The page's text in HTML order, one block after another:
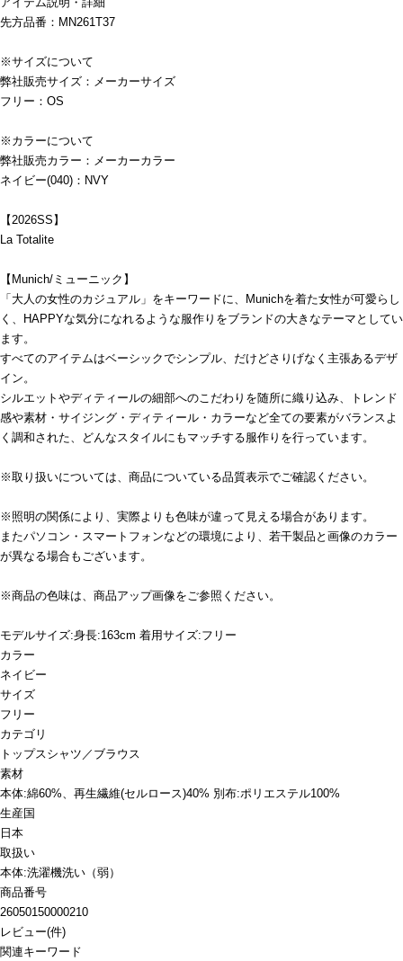
先方品番：MN261T37
※サイズについて
弊社販売サイズ：メーカーサイズ
フリー：OS
※カラーについて
弊社販売カラー：メーカーカラー
ネイビー(040)：NVY
【2026SS】
La Totalite
【Munich/ミューニック】
「大人の女性のカジュアル」をキーワードに、Munichを着た女性が可愛らし
く、HAPPYな気分になれるような服作りをブランドの大きなテーマとしてい
ます。
すべてのアイテムはベーシックでシンプル、だけどさりげなく主張あるデザ
イン。
シルエットやディティールの細部へのこだわりを随所に織り込み、トレンド
感や素材・サイジング・ディティール・カラーなど全ての要素がバランスよ
く調和された、どんなスタイルにもマッチする服作りを行っています。
※取り扱いについては、商品についている品質表示でご確認ください。
※照明の関係により、実際よりも色味が違って見える場合があります。
またパソコン・スマートフォンなどの環境により、若干製品と画像のカラー
が異なる場合もございます。
※商品の色味は、商品アップ画像をご参照ください。
モデルサイズ:身長:163cm 着用サイズ:フリー
カラー
ネイビー
サイズ
フリー
カテゴリ
トップスシャツ／ブラウス
素材
本体:綿60%、再生繊維(セルロース)40% 別布:ポリエステル100%
生産国
日本
取扱い
本体:洗濯機洗い（弱）
商品番号
26050150000210
レビュー(件)
関連キーワード